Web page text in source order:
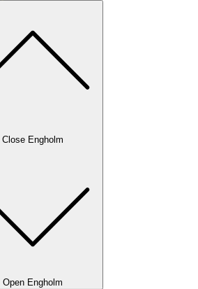
Close Engholm
Open Engholm